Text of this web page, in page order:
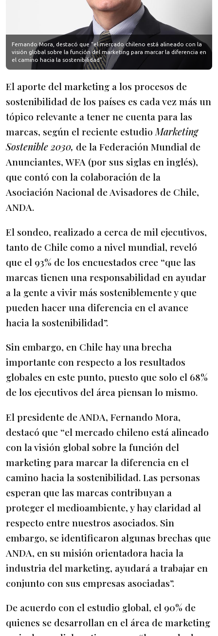
Fernando Mora, destacó que “el mercado chileno está alineado con la
visión global sobre la función del marketing para marcar la diferencia en
el camino hacia la sostenibilidad”.
El aporte del marketing a los procesos de
sostenibilidad de los países es cada vez más un
tópico relevante a tener ne cuenta para las
marcas, según el reciente estudio Marketing
Sostenible 2030, de la Federación Mundial de
Anunciantes, WFA (por sus siglas en inglés),
que contó con la colaboración de la
Asociación Nacional de Avisadores de Chile,
ANDA.
El sondeo, realizado a cerca de mil ejecutivos,
tanto de Chile como a nivel mundial, reveló
que el 93% de los encuestados cree “que las
marcas tienen una responsabilidad en ayudar
a la gente a vivir más sosteniblemente y que
pueden hacer una diferencia en el avance
hacia la sostenibilidad”.
Sin embargo, en Chile hay una brecha
importante con respecto a los resultados
globales en este punto, puesto que solo el 68%
de los ejecutivos del área piensan lo mismo.
El presidente de ANDA, Fernando Mora,
destacó que “el mercado chileno está alineado
con la visión global sobre la función del
marketing para marcar la diferencia en el
camino hacia la sostenibilidad. Las personas
esperan que las marcas contribuyan a
proteger el medioambiente, y hay claridad al
respecto entre nuestros asociados. Sin
embargo, se identificaron algunas brechas que
ANDA, en su misión orientadora hacia la
industria del marketing, ayudará a trabajar en
conjunto con sus empresas asociadas”.
De acuerdo con el estudio global, el 90% de
quienes se desarrollan en el área de marketing